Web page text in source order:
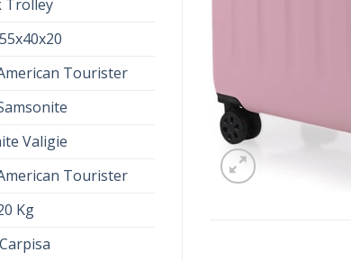
Trolley
Tourister
Valigie
Tourister
Kg